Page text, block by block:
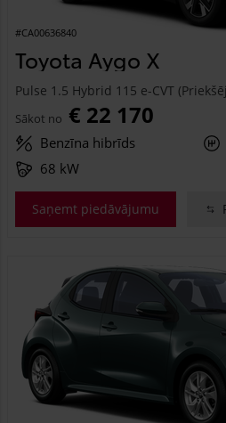
#CA00636840
Toyota Aygo X
Pulse 1.5 Hybrid 115 e-CVT
Sākot no € 22 170
Benzīna hibrīds
68 kW
Saņemt piedāvājumu